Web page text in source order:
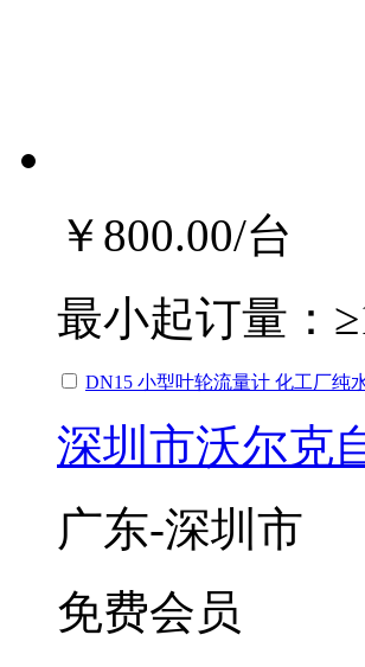
￥800.00/台
最小起订量：
DN15 小型叶轮流量计 化工厂纯
深圳市沃尔克
广东-深圳市
免费会员